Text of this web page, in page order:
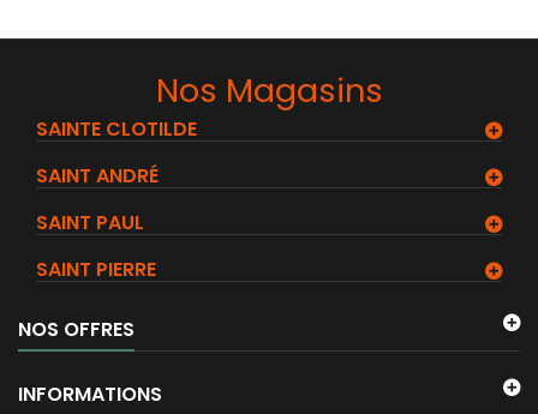
Nos Magasins
SAINTE CLOTILDE
SAINT ANDRÉ
SAINT PAUL
SAINT PIERRE
NOS OFFRES
INFORMATIONS